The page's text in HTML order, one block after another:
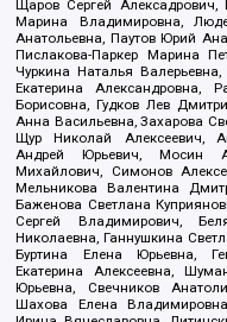
Щаров Сергей Алексадрович,
Марина Владимировна,
Анатольевна, Паутов Юрий
Пислакова-Паркер Марина
Чуркина Наталья
Екатерина Александровна,
Борисовна, Гудков Лев
Анна Васильевна, Захарова
Щур Николай Алексеевич,
Андрей Юрьевич, Мосин
Михайлович, Симонов
Мельникова Валентина
Баженова Светлана
Сергей Владимирович,
Николаевна, Ганнушкина
Буртина Елена Юрьевна,
Екатерина Алексеевна,
Юрьевна, Свечников
Шахова Елена